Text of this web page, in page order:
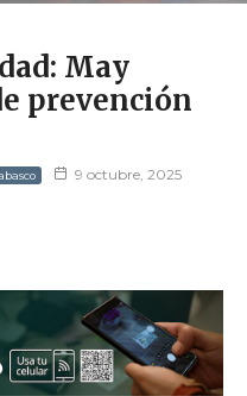
May
prevención
9 octubre, 2025